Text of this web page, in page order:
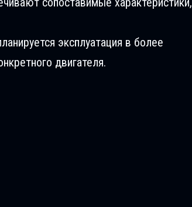
эксплуатация в более
двигателя.